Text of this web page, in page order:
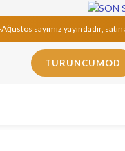
sayımız yayındadır,
TURUNCUMOD